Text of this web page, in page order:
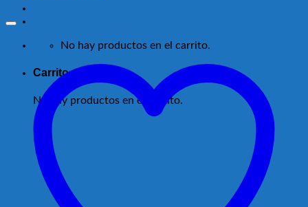
No hay productos en el carrito.
Carrito
No hay productos en el carrito.